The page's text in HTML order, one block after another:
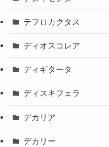
テフロカクタス
ディオスコレア
ディギタータ
ディスキフェラ
デカリア
デカリー